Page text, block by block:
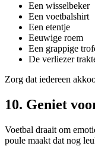
Een wisselbeker
Een voetbalshirt
Een etentje
Eeuwige roem
Een grappige
De verliezer
Zorg dat iedereen
10. Geniet
Voetbal draait om
poule maakt dat nog